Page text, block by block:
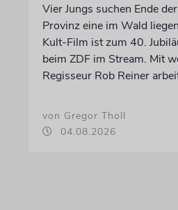
Vier Jungs suchen Ende
Provinz eine im Wald
Kult-Film ist zum 40.
beim ZDF im Stream. Mit
Regisseur Rob Reiner
von Gregor Tholl
04.08.2026